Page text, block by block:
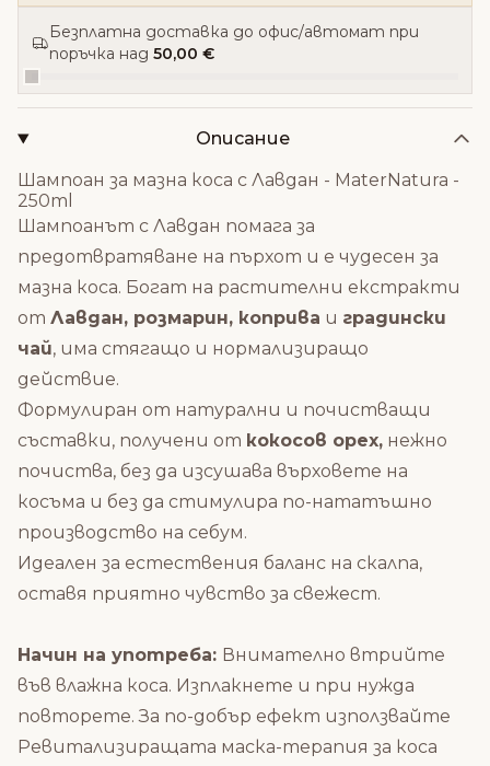
Безплатна доставка до офис/автомат при
поръчка над 50,00 €
Описание
Шампоан за мазна коса с Лавдан - MaterNatura -
250ml
Шампоанът с Лавдан помага за
предотвратяване на пърхот и е чудесен за
мазна коса. Богат на растителни екстракти
от Лавдан, розмарин, коприва и градински
чай, има стягащо и нормализиращо
действие.
Формулиран от натурални и почистващи
съставки, получени от кокосов орех, нежно
почиства, без да изсушава върховете на
косъма и без да стимулира по-нататъшно
производство на себум.
Идеален за естествения баланс на скалпа,
оставя приятно чувство за свежест.
Начин на употреба: Внимателно втрийте
във влажна коса. Изплакнете и при нужда
повторете. За по-добър ефект използвайте
Ревитализиращата маска-терапия за коса